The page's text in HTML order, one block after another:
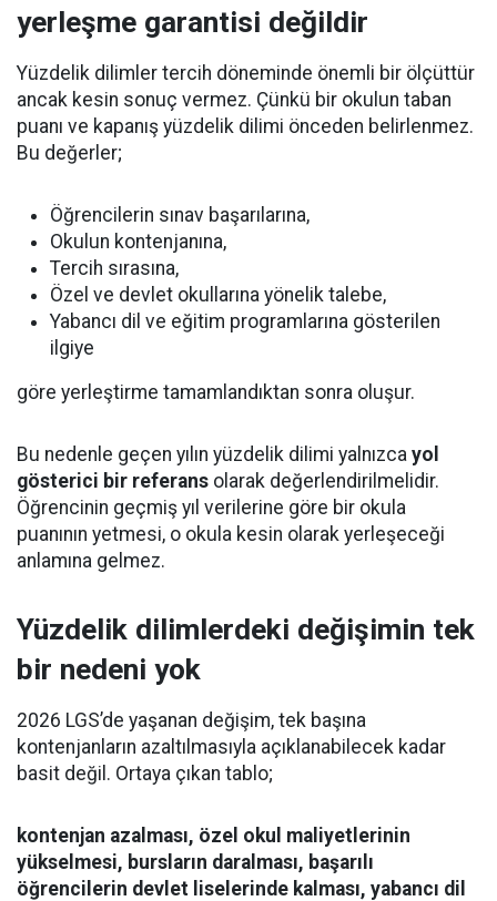
yerleşme garantisi değildir
Yüzdelik dilimler tercih döneminde önemli bir ölçüttür
ancak kesin sonuç vermez. Çünkü bir okulun taban
puanı ve kapanış yüzdelik dilimi önceden belirlenmez.
Bu değerler;
Öğrencilerin sınav başarılarına,
Okulun kontenjanına,
Tercih sırasına,
Özel ve devlet okullarına yönelik talebe,
Yabancı dil ve eğitim programlarına gösterilen
ilgiye
göre yerleştirme tamamlandıktan sonra oluşur.
Bu nedenle geçen yılın yüzdelik dilimi yalnızca yol
gösterici bir referans olarak değerlendirilmelidir.
Öğrencinin geçmiş yıl verilerine göre bir okula
puanının yetmesi, o okula kesin olarak yerleşeceği
anlamına gelmez.
Yüzdelik dilimlerdeki değişimin tek
bir nedeni yok
2026 LGS’de yaşanan değişim, tek başına
kontenjanların azaltılmasıyla açıklanabilecek kadar
basit değil. Ortaya çıkan tablo;
kontenjan azalması, özel okul maliyetlerinin
yükselmesi, bursların daralması, başarılı
öğrencilerin devlet liselerinde kalması, yabancı dil